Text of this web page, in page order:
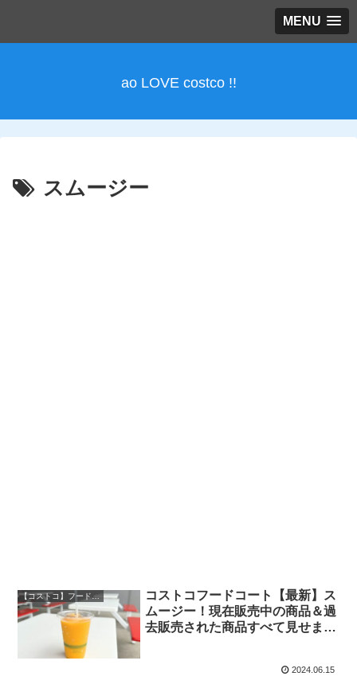
MENU
ao LOVE costco !!
スムージー
【コストコ】フードコート図鑑
コストコフードコート【最新】ス
ムージー！現在販売中の商品＆過
去販売された商品すべて見せま
2024.06.15